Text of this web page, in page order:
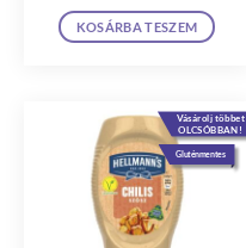
KOSÁRBA TESZEM
Vásárolj többet
OLCSÓBBAN!
Gluténmentes